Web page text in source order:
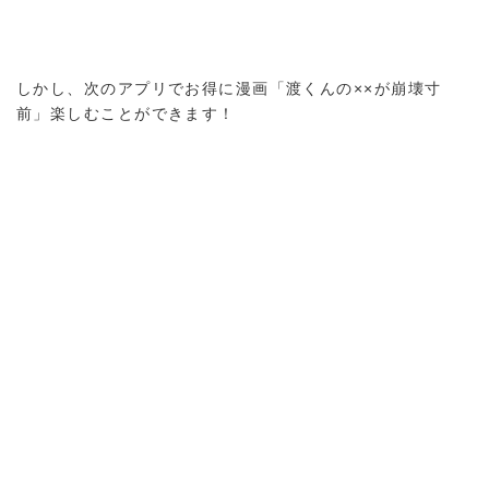
しかし、次のアプリでお得に漫画「渡くんの××が崩壊寸
前」楽しむことができます！